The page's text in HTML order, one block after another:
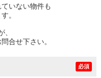
いない物件も
。
、
合せ下さい。
必須